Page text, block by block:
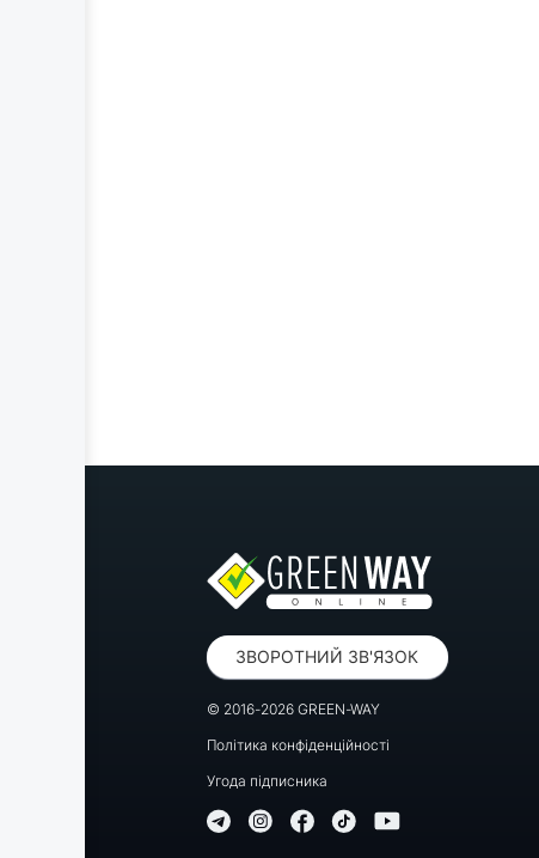
ЗВОРОТНИЙ ЗВ'ЯЗОК
© 2016-2026 GREEN-WAY
Політика конфіденційності
Угода підписника